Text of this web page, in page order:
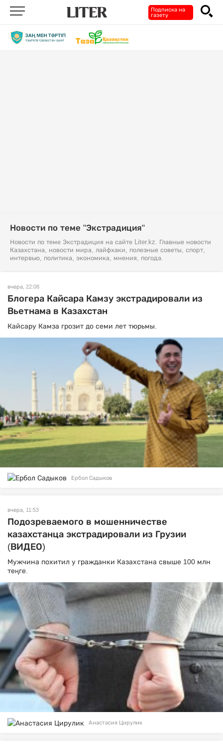
Подписка на
газету
Новости по теме "Экстрадиция"
Новости по теме Экстрадиция на сайте Liter.kz. Главные новости
Казахстана, новости мира, лайфхаки, полезные советы, спорт,
интервью, политика, экономика, мнения, погода.
вчера, 22:08
Блогера Кайсара Камзу экстрадировали из
Вьетнама в Казахстан
Кайсару Камза грозит до семи лет тюрьмы.
Ербол Садыков
вчера, 11:53
Подозреваемого в мошенничестве
казахстанца экстрадировали из Грузии
(ВИДЕО)
Мужчина похитил у гражданки Казахстана свыше 100 млн
теңге.
Анастасия Цирулик